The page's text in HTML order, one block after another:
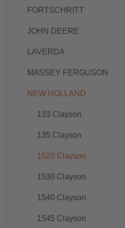
FORTSCHRITT
JOHN DEERE
LAVERDA
MASSEY FERGUSON
NEW HOLLAND
133 Clayson
135 Clayson
1520 Clayson
1530 Clayson
1540 Clayson
1545 Clayson